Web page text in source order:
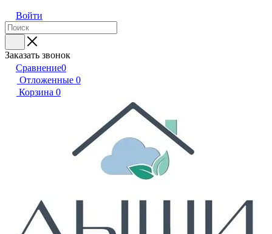
Войти
Заказать звонок
Сравнение0
Отложенные 0
Корзина 0